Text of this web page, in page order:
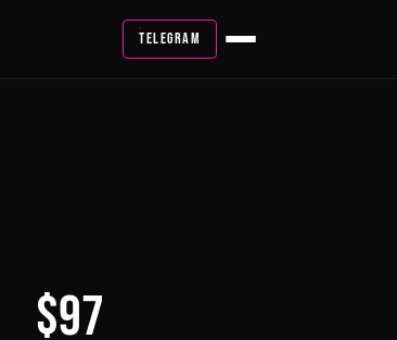
TELEGRAM
$97